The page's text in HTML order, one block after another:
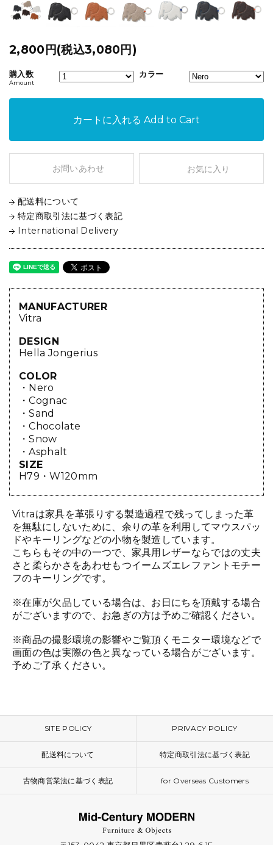
2,800円(税込3,080円)
購入数
Amount
カラー
カートに入れる Add to Cart
お問いあわせ お気に入り
配送料について
特定商取引法に基づく表記
International Delivery
MANUFACTURER
Vitra
DESIGN
Hella Jongerius
COLOR
・Nero
・Cognac
・Sand
・Chocolate
・Snow
・Asphalt
SIZE
H79・W120mm
Vitraは家具を革張りする製造過程で残ってしまった革
を無駄にしないために、余りの革を利用してマウスパッ
ドやキーリングなどの小物を製造しています。
こちらもその中の一つで、家具用レザーならではの丈夫
さと柔らかさをあわせもつイームズエレファントモチー
フのキーリングです。
※在庫が欠品している場合は、お日にちを頂戴する場合
がございますので、お急ぎの方は予めご確認ください。
※商品の撮影環境の影響やご覧頂くモニター環境などで
画面の色は実際の色と異なっている場合がございます。
予めご了承ください。
SITE POLICY PRIVACY POLICY
配送料について 特定商取引法に基づく表記
古物商営業法に基づく表記 for Overseas Customers